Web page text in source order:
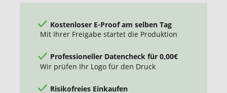
Kostenloser E-Proof am selben Tag
Mit Ihrer Freigabe startet die Produktion
Professioneller Datencheck für 0,00€
Wir prüfen Ihr Logo für den Druck
Risikofreies Einkaufen